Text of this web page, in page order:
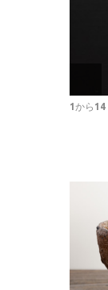
1から 14